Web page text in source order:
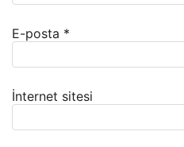
E-posta *
İnternet sitesi